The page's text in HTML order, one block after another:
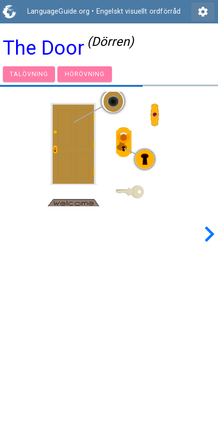
LanguageGuide.org • Engelskt visuellt ordförråd settings
The Door (Dörren)
TALÖVNING HÖRÖVNING